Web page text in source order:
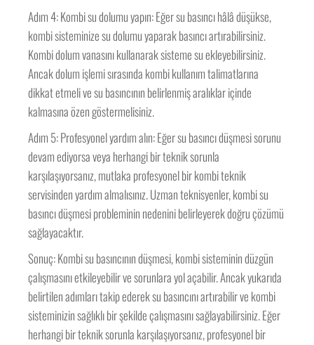
Adım 4: Kombi su dolumu yapın: Eğer su basıncı hâlâ düşükse,
kombi sisteminize su dolumu yaparak basıncı artırabilirsiniz.
Kombi dolum vanasını kullanarak sisteme su ekleyebilirsiniz.
Ancak dolum işlemi sırasında kombi kullanım talimatlarına
dikkat etmeli ve su basıncının belirlenmiş aralıklar içinde
kalmasına özen göstermelisiniz.
Adım 5: Profesyonel yardım alın: Eğer su basıncı düşmesi sorunu
devam ediyorsa veya herhangi bir teknik sorunla
karşılaşıyorsanız, mutlaka profesyonel bir kombi teknik
servisinden yardım almalısınız. Uzman teknisyenler, kombi su
basıncı düşmesi probleminin nedenini belirleyerek doğru çözümü
sağlayacaktır.
Sonuç: Kombi su basıncının düşmesi, kombi sisteminin düzgün
çalışmasını etkileyebilir ve sorunlara yol açabilir. Ancak yukarıda
belirtilen adımları takip ederek su basıncını artırabilir ve kombi
sisteminizin sağlıklı bir şekilde çalışmasını sağlayabilirsiniz. Eğer
herhangi bir teknik sorunla karşılaşıyorsanız, profesyonel bir